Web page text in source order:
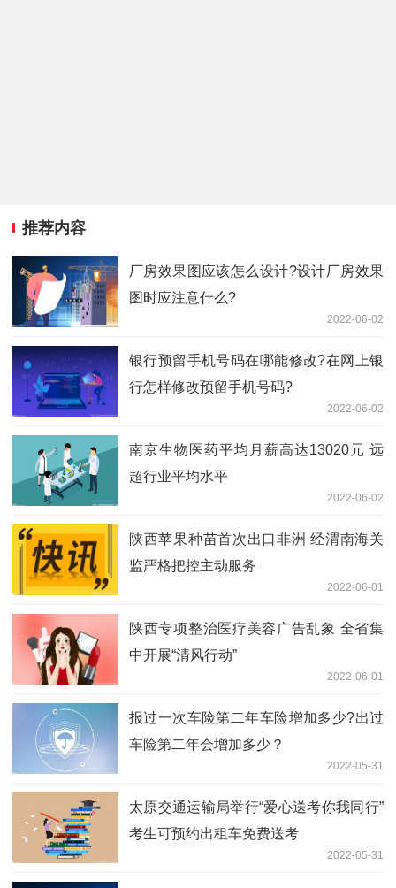
推荐内容
厂房效果图应该怎么设计?设计厂房效果
图时应注意什么?
2022-06-02
银行预留手机号码在哪能修改?在网上银
行怎样修改预留手机号码?
2022-06-02
南京生物医药平均月薪高达13020元 远
超行业平均水平
2022-06-02
陕西苹果种苗首次出口非洲 经渭南海关
监严格把控主动服务
2022-06-01
陕西专项整治医疗美容广告乱象 全省集
中开展“清风行动”
2022-06-01
报过一次车险第二年车险增加多少?出过
车险第二年会增加多少？
2022-05-31
太原交通运输局举行“爱心送考你我同行”
考生可预约出租车免费送考
2022-05-31